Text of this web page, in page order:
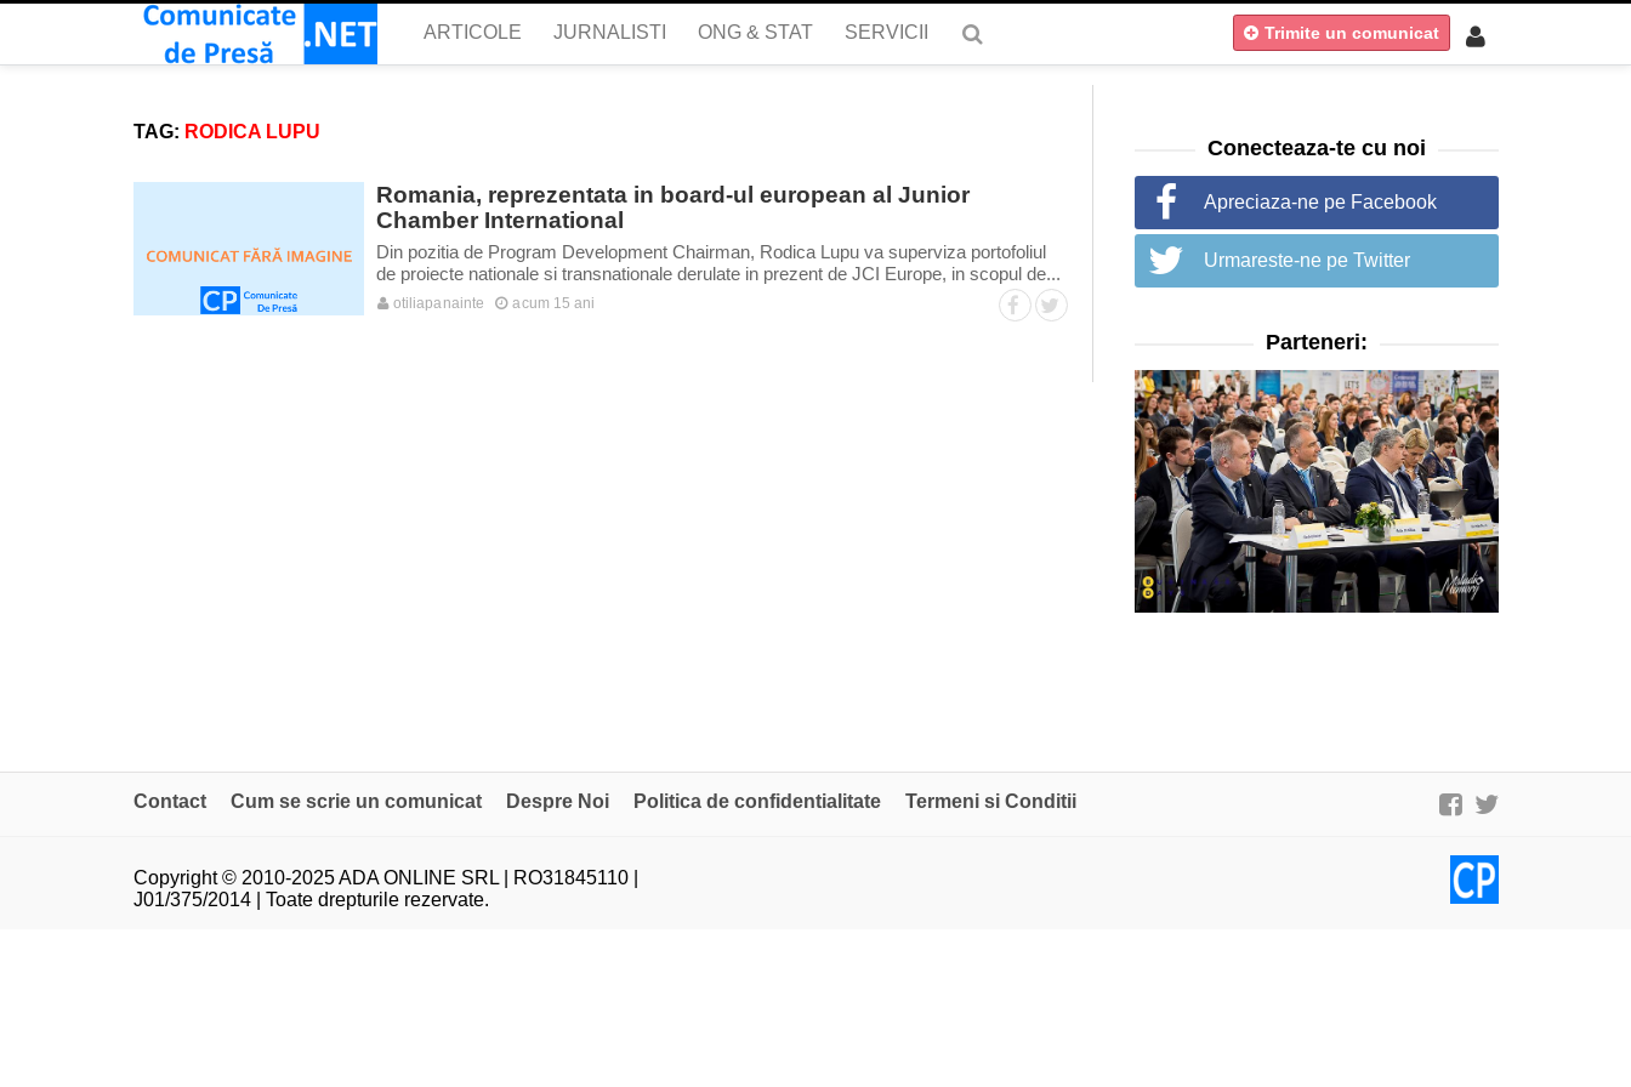
ARTICOLE JURNALISTI ONG & STAT SERVICII Trimite un comunicat
TAG: RODICA LUPU
Romania, reprezentata in board-ul european al Junior
Chamber International
Din pozitia de Program Development Chairman, Rodica Lupu va superviza portofoliul
de proiecte nationale si transnationale derulate in prezent de JCI Europe, in scopul de...
otiliapanainte acum 15 ani
Conecteaza-te cu noi
Apreciaza-ne pe Facebook
Urmareste-ne pe Twitter
Parteneri:
Contact Cum se scrie un comunicat Despre Noi Politica de confidentialitate Termeni si Conditii
Copyright © 2010-2025 ADA ONLINE SRL | RO31845110 |
J01/375/2014 | Toate drepturile rezervate.